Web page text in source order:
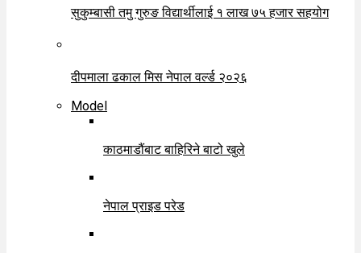
सुकुम्बासी तमु गुरुङ विद्यार्थीलाई १ लाख ७५ हजार सहयोग
दीपमाला ढकाल मिस नेपाल वर्ल्ड २०२६
Model
काठमाडौंबाट बाहिरिने बाटो खुले
नेपाल प्राइड परेड